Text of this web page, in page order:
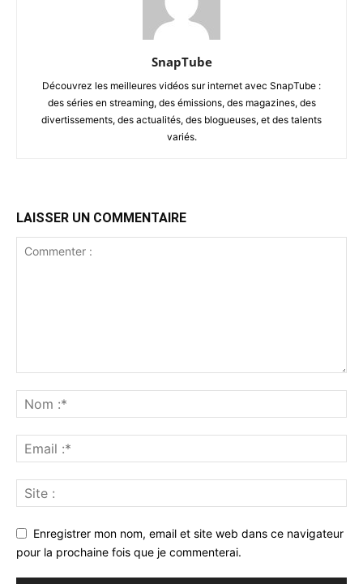
SnapTube
Découvrez les meilleures vidéos sur internet avec SnapTube :
des séries en streaming, des émissions, des magazines, des
divertissements, des actualités, des blogueuses, et des talents
variés.
LAISSER UN COMMENTAIRE
Enregistrer mon nom, email et site web dans ce navigateur
pour la prochaine fois que je commenterai.